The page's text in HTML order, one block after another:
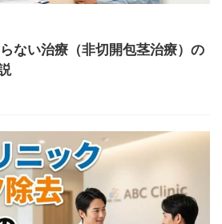
ない治療（非切開包茎治療）の